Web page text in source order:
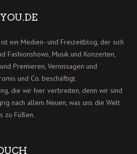
ist ein Medien- und Freizeitblog, der sich
Fashionshows, Musik und Konzerten,
Premieren, Vernissagen und
und Co. beschäftigt.
die wir hier verbreiten, denn wir sind
nach allem Neuen, was uns die Welt
zu Füßen.